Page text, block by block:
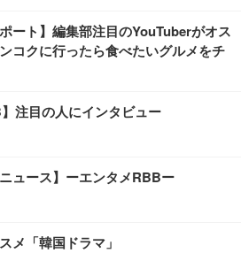
ート】編集部注目のYouTuberがオス
コクに行ったら食べたいグルメをチ
】注目の人にインタビュー
ュース】ーエンタメRBBー
メ「韓国ドラマ」